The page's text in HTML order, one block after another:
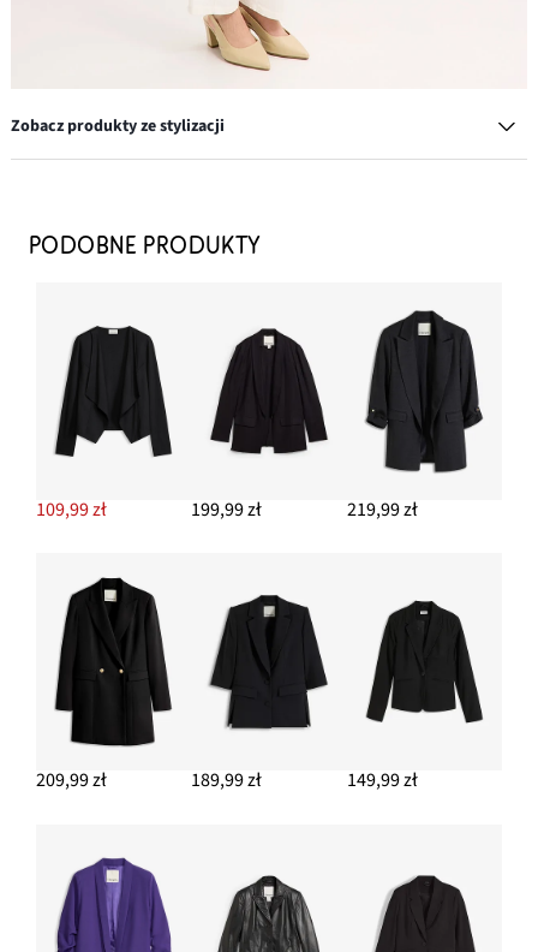
Zobacz produkty ze stylizacji
domieszką stretchu
Długi żakiet z mieszanki wiskozy
179,99 zł
DODAJ DO KOSZYKA
Kolczyki wkrętki w optyce młotkowania
54,99 zł
Baleriny z odkrytymi piętami
64,99 zł
DODAJ DO KOSZYKA
PODOBNE PRODUKTY
109,99 zł 199,99 zł 219,99 zł
209,99 zł 189,99 zł 149,99 zł